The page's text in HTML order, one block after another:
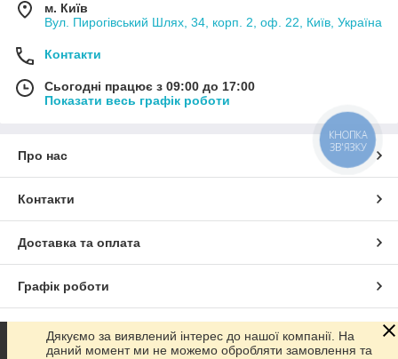
м. Київ
Вул. Пирогівський Шлях, 34, корп. 2, оф. 22, Київ, Україна
Контакти
Сьогодні працює з 09:00 до 17:00
Показати весь графік роботи
Про нас
Контакти
Доставка та оплата
Графік роботи
Повна версія сайту
Дякуємо за виявлений інтерес до нашої компанії. На
даний момент ми не можемо обробляти замовлення та
КНОПКА
ЗВ'ЯЗКУ